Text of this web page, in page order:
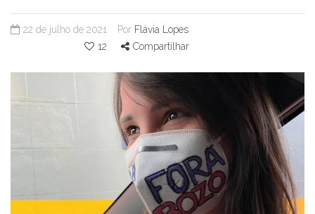
22 de julho de 2021 Por Flávia Lopes
12
Compartilhar